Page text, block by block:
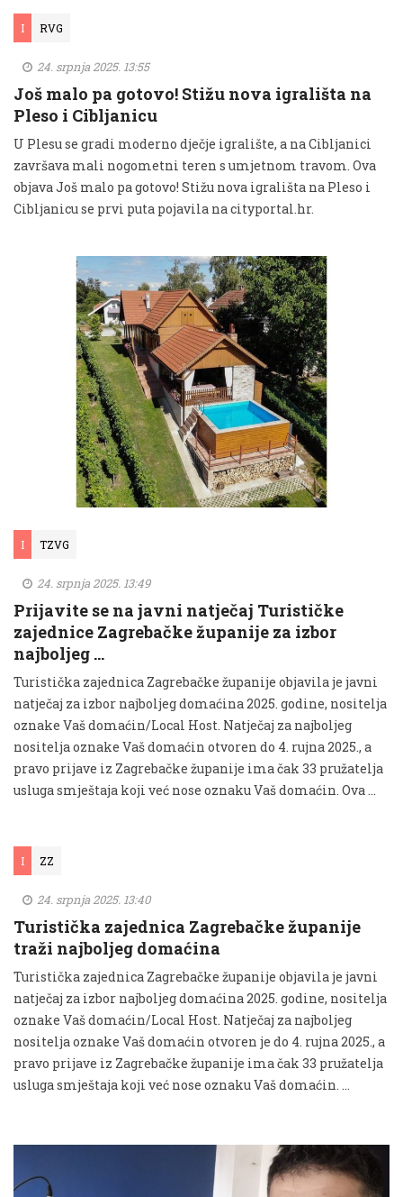
I RVG
24. srpnja 2025. 13:55
Još malo pa gotovo! Stižu nova igrališta na
Pleso i Cibljanicu
U Plesu se gradi moderno dječje igralište, a na Cibljanici
završava mali nogometni teren s umjetnom travom. Ova
objava Još malo pa gotovo! Stižu nova igrališta na Pleso i
Cibljanicu se prvi puta pojavila na cityportal.hr.
I TZVG
24. srpnja 2025. 13:49
Prijavite se na javni natječaj Turističke
zajednice Zagrebačke županije za izbor
najboljeg …
Turistička zajednica Zagrebačke županije objavila je javni
natječaj za izbor najboljeg domaćina 2025. godine, nositelja
oznake Vaš domaćin/Local Host. Natječaj za najboljeg
nositelja oznake Vaš domaćin otvoren do 4. rujna 2025., a
pravo prijave iz Zagrebačke županije ima čak 33 pružatelja
usluga smještaja koji već nose oznaku Vaš domaćin. Ova …
I ZZ
24. srpnja 2025. 13:40
Turistička zajednica Zagrebačke županije
traži najboljeg domaćina
Turistička zajednica Zagrebačke županije objavila je javni
natječaj za izbor najboljeg domaćina 2025. godine, nositelja
oznake Vaš domaćin/Local Host. Natječaj za najboljeg
nositelja oznake Vaš domaćin otvoren je do 4. rujna 2025., a
pravo prijave iz Zagrebačke županije ima čak 33 pružatelja
usluga smještaja koji već nose oznaku Vaš domaćin. …